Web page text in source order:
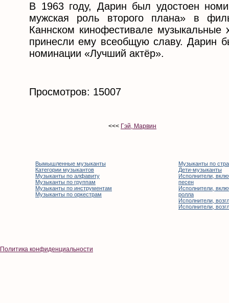
В 1963 году, Дарин был удостоен
мужская роль второго плана» в
Каннском кинофестивале
принесли ему всеобщую славу. Дарин
номинации «Лучший актёр».
Просмотров: 15007
<<< Гэй, Марвин
Вымышленные музыканты
Категории музыкантов
Музыканты по алфавиту
Музыканты по группам
Музыканты по инструментам
Музыканты по оркестрам
Музыканты по
Дети-музыканты
Исполнители,
песен
Исполнители,
ролла
Исполнители,
Исполнители,
Политика конфиденциальности